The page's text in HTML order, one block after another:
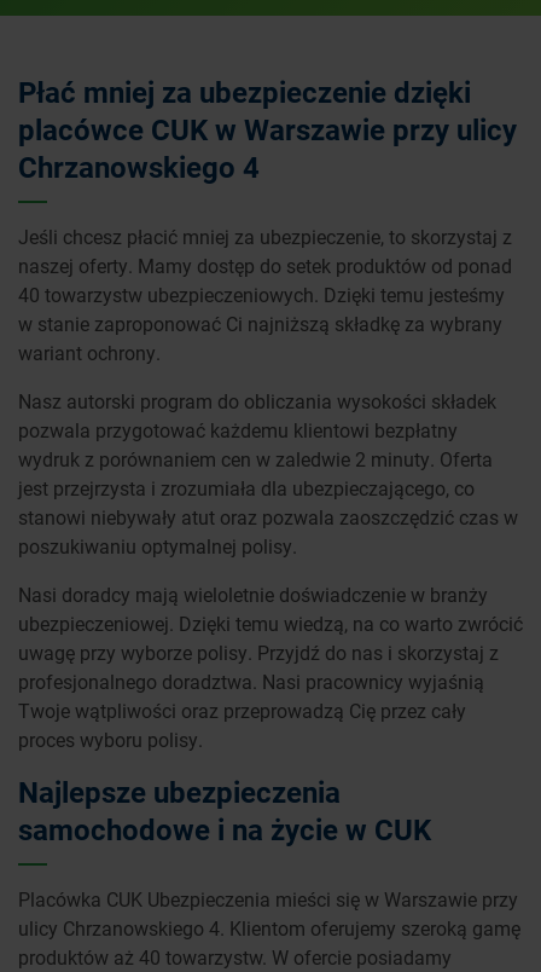
Płać mniej za ubezpieczenie dzięki
placówce CUK w Warszawie przy ulicy
Chrzanowskiego 4
Jeśli chcesz płacić mniej za ubezpieczenie, to skorzystaj z
naszej oferty. Mamy dostęp do setek produktów od ponad
40 towarzystw ubezpieczeniowych. Dzięki temu jesteśmy
w stanie zaproponować Ci najniższą składkę za wybrany
wariant ochrony.
Nasz autorski program do obliczania wysokości składek
pozwala przygotować każdemu klientowi bezpłatny
wydruk z porównaniem cen w zaledwie 2 minuty. Oferta
jest przejrzysta i zrozumiała dla ubezpieczającego, co
stanowi niebywały atut oraz pozwala zaoszczędzić czas w
poszukiwaniu optymalnej polisy.
Nasi doradcy mają wieloletnie doświadczenie w branży
ubezpieczeniowej. Dzięki temu wiedzą, na co warto zwrócić
uwagę przy wyborze polisy. Przyjdź do nas i skorzystaj z
profesjonalnego doradztwa. Nasi pracownicy wyjaśnią
Twoje wątpliwości oraz przeprowadzą Cię przez cały
proces wyboru polisy.
Najlepsze ubezpieczenia
samochodowe i na życie w CUK
Placówka CUK Ubezpieczenia mieści się w Warszawie przy
ulicy Chrzanowskiego 4. Klientom oferujemy szeroką gamę
produktów aż 40 towarzystw. W ofercie posiadamy